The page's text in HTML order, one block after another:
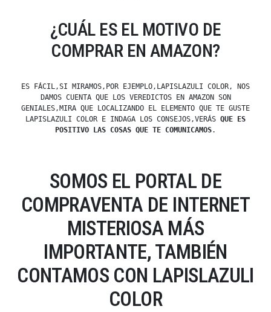
¿CUÁL ES EL MOTIVO DE
COMPRAR EN AMAZON?
ES FÁCIL,SI MIRAMOS,POR EJEMPLO,LAPISLAZULI COLOR, NOS
DAMOS CUENTA QUE LOS VEREDICTOS EN AMAZON SON
GENIALES,MIRA QUE LOCALIZANDO EL ELEMENTO QUE TE GUSTE
LAPISLAZULI COLOR E INDAGA LOS CONSEJOS,VERÁS QUE ES
POSITIVO LAS COSAS QUE TE COMUNICAMOS.
SOMOS EL PORTAL DE
COMPRAVENTA DE INTERNET
MISTERIOSA MÁS
IMPORTANTE, TAMBIÉN
CONTAMOS CON LAPISLAZULI
COLOR